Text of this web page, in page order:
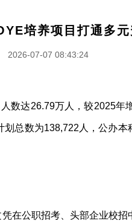
培养项目打通多
2026-07-07 08:43:24
数达26.79万人，较2025年
总数为138,722人，公办本
在公职招考、头部企业校招